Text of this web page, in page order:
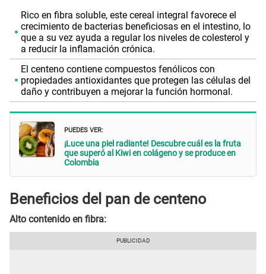
Rico en fibra soluble, este cereal integral favorece el
crecimiento de bacterias beneficiosas en el intestino, lo
que a su vez ayuda a regular los niveles de colesterol y
a reducir la inflamación crónica.
El centeno contiene compuestos fenólicos con
propiedades antioxidantes que protegen las células del
daño y contribuyen a mejorar la función hormonal.
PUEDES VER:
¡Luce una piel radiante! Descubre cuál es la fruta
que superó al Kiwi en colágeno y se produce en
Colombia
Beneficios del pan de centeno
Alto contenido en fibra: